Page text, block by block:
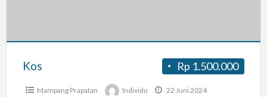
Rp 1.500.000
Kos
Mampang Prapatan Individu 22 Juni 2024